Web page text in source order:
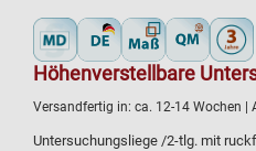
Höhenverstellbare
Versandfertig in: ca. 12-14 Wochen |
Untersuchungsliege /2-tlg. mit